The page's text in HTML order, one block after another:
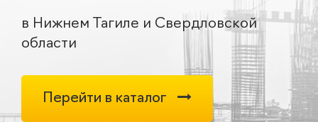
в Нижнем Тагиле и Свердловской
области
Перейти в каталог